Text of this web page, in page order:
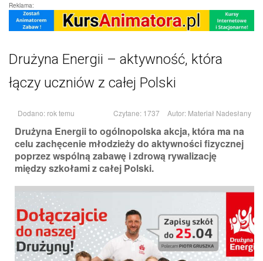
Reklama:
Drużyna Energii – aktywność, która
łączy uczniów z całej Polski
Dodano: rok temu Czytane: 1737 Autor: Materiał Nadesłany
Drużyna Energii to ogólnopolska akcja, która ma na
celu zachęcenie młodzieży do aktywności fizycznej
poprzez wspólną zabawę i zdrową rywalizację
między szkołami z całej Polski.